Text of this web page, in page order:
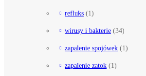
refluks (1)
wirusy i bakterie (34)
zapalenie spojówek (1)
zapalenie zatok (1)